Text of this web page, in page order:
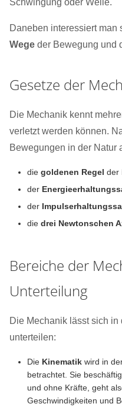
Daneben interessiert man
Wege der Bewegung und
Gesetze der
Die Mechanik kennt
verletzt werden können.
Bewegungen in der Natur
die goldenen Regel der
der
der
die drei Newtonschen
Bereiche der
Unterteilung
Die Mechanik lässt sich
unterteilen:
Die Kinematik wird in
betrachtet. Sie
und ohne Kräfte, geht
Geschwindigkeiten und